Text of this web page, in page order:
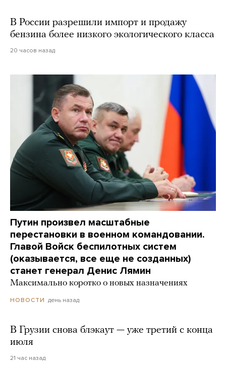
В России разрешили импорт и продажу
бензина более низкого экологического класса
20 часов назад
Путин произвел масштабные
перестановки в военном командовании.
Главой Войск беспилотных систем
(оказывается, все еще не созданных)
станет генерал Денис Лямин
Максимально коротко о новых назначениях
НОВОСТИ день назад
В Грузии снова блэкаут — уже третий с конца
июля
21 час назад